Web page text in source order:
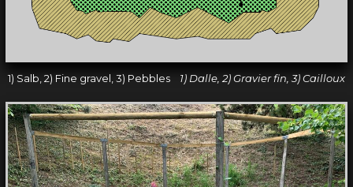
1) Salb, 2) Fine gravel, 3) Pebbles 1) Dalle, 2) Gravier fin, 3) Cailloux